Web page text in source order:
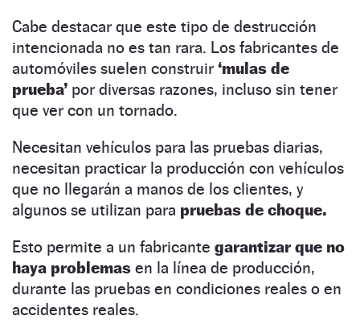
Cabe destacar que este tipo de destrucción
intencionada no es tan rara. Los fabricantes de
automóviles suelen construir ‘mulas de
prueba’ por diversas razones, incluso sin tener
que ver con un tornado.
Necesitan vehículos para las pruebas diarias,
necesitan practicar la producción con vehículos
que no llegarán a manos de los clientes, y
algunos se utilizan para pruebas de choque.
Esto permite a un fabricante garantizar que no
haya problemas en la línea de producción,
durante las pruebas en condiciones reales o en
accidentes reales.